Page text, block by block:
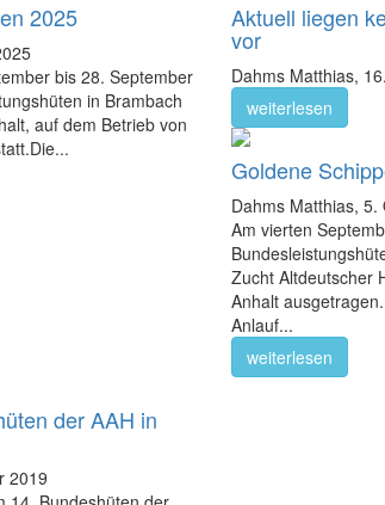
2025
bis 28. September
in Brambach
auf dem Betrieb von
Aktuell liegen
vor
Dahms Matthias,
weiterlesen
Goldene
Dahms Matthias, 5.
Am vierten
Zucht Altdeutscher
Anhalt
Anlauf...
weiterlesen
der AAH in
2019